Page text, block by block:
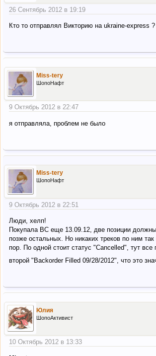
26 Сентябрь 2012 в 19:19
Кто то отправлял Викторию на ukraine-express ?
Miss-tery
ШопоНафт
9 Октябрь 2012 в 22:47
я отправляла, проблем не было
Miss-tery
ШопоНафт
9 Октябрь 2012 в 22:51
Люди, хелп!
Покупала ВС еще 13.09.12, две позиции
позже остальных. Но никаких треков по ним
пор. По одной стоит статус "Cancelled", тут все
второй "Backorder Filled 09/28/2012", что это
Юлия
ШопоАктивист
10 Октябрь 2012 в 13:33